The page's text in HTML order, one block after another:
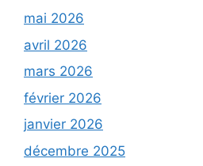
mai 2026
avril 2026
mars 2026
février 2026
janvier 2026
décembre 2025